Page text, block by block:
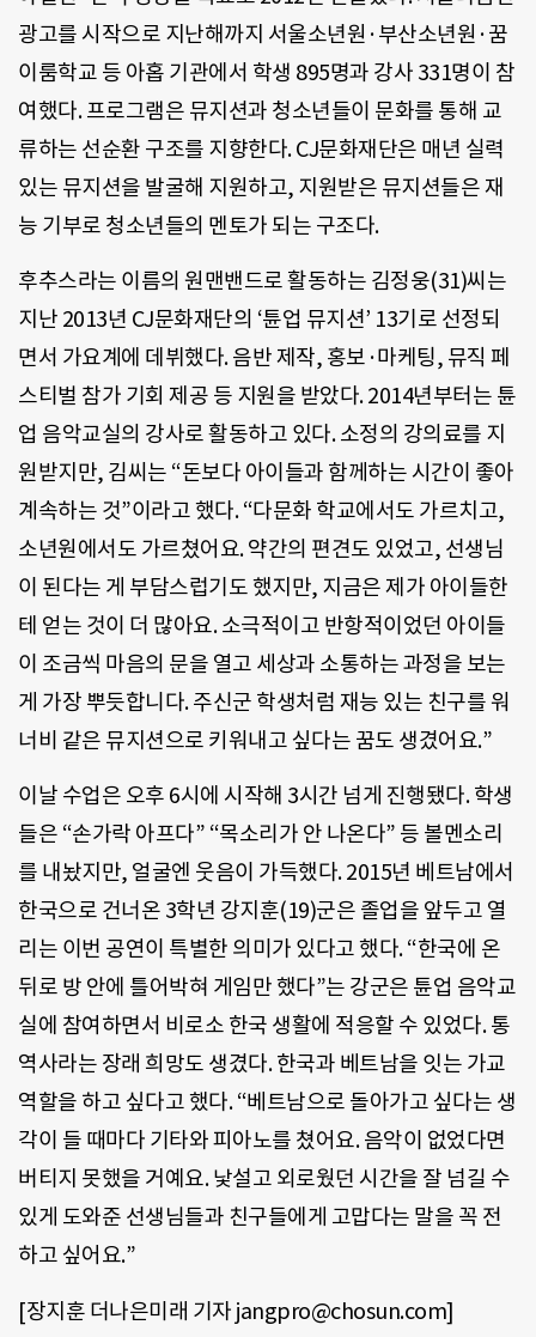
광고를 시작으로 지난해까지 서울소년원·부산소년원·꿈
이룸학교 등 아홉 기관에서 학생 895명과 강사 331명이 참
여했다. 프로그램은 뮤지션과 청소년들이 문화를 통해 교
류하는 선순환 구조를 지향한다. CJ문화재단은 매년 실력
있는 뮤지션을 발굴해 지원하고, 지원받은 뮤지션들은 재
능 기부로 청소년들의 멘토가 되는 구조다.
후추스라는 이름의 원맨밴드로 활동하는 김정웅(31)씨는
지난 2013년 CJ문화재단의 ‘튠업 뮤지션’ 13기로 선정되
면서 가요계에 데뷔했다. 음반 제작, 홍보·마케팅, 뮤직 페
스티벌 참가 기회 제공 등 지원을 받았다. 2014년부터는 튠
업 음악교실의 강사로 활동하고 있다. 소정의 강의료를 지
원받지만, 김씨는 “돈보다 아이들과 함께하는 시간이 좋아
계속하는 것”이라고 했다. “다문화 학교에서도 가르치고,
소년원에서도 가르쳤어요. 약간의 편견도 있었고, 선생님
이 된다는 게 부담스럽기도 했지만, 지금은 제가 아이들한
테 얻는 것이 더 많아요. 소극적이고 반항적이었던 아이들
이 조금씩 마음의 문을 열고 세상과 소통하는 과정을 보는
게 가장 뿌듯합니다. 주신군 학생처럼 재능 있는 친구를 워
너비 같은 뮤지션으로 키워내고 싶다는 꿈도 생겼어요.”
이날 수업은 오후 6시에 시작해 3시간 넘게 진행됐다. 학생
들은 “손가락 아프다” “목소리가 안 나온다” 등 볼멘소리
를 내놨지만, 얼굴엔 웃음이 가득했다. 2015년 베트남에서
한국으로 건너온 3학년 강지훈(19)군은 졸업을 앞두고 열
리는 이번 공연이 특별한 의미가 있다고 했다. “한국에 온
뒤로 방 안에 틀어박혀 게임만 했다”는 강군은 튠업 음악교
실에 참여하면서 비로소 한국 생활에 적응할 수 있었다. 통
역사라는 장래 희망도 생겼다. 한국과 베트남을 잇는 가교
역할을 하고 싶다고 했다. “베트남으로 돌아가고 싶다는 생
각이 들 때마다 기타와 피아노를 쳤어요. 음악이 없었다면
버티지 못했을 거예요. 낯설고 외로웠던 시간을 잘 넘길 수
있게 도와준 선생님들과 친구들에게 고맙다는 말을 꼭 전
하고 싶어요.”
[장지훈 더나은미래 기자 jangpro@chosun.com]